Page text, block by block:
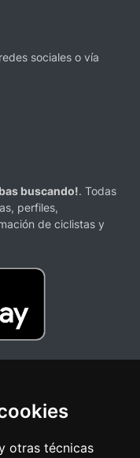
otras técnicas
sociales o vía
buscando!. Todas
perfiles,
de ciclistas y